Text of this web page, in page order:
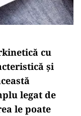
cu
și
legat de
le poate